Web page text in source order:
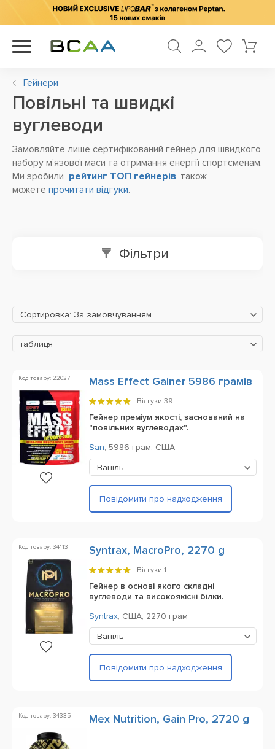
Гейнери
Повільні та швидкі
вуглеводи
Замовляйте лише сертифікований гейнер для швидкого
набору м'язової маси та отримання енергії спортсменам.
Ми зробили рейтинг ТОП гейнерів, також
можете прочитати відгуки.
Фільтри
Сортировка: За замовчуванням
таблиця
Код товару: 22027 Mass Effect Gainer 5986 грамів
Відгуки 39
Гейнер преміум якості, заснований на
"повільних вуглеводах".
San, 5986 грам, США
Ваніль
Повідомити про надходження
Код товару: 34113 Syntrax, MacroPro, 2270 g
Відгуки 1
Гейнер в основі якого складні
вуглеводи та високоякісні білки.
Syntrax, США, 2270 грам
Ваніль
Повідомити про надходження
Код товару: 34335 Mex Nutrition, Gain Pro, 2720 g